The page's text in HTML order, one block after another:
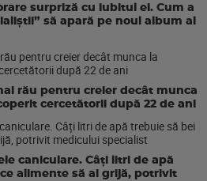
surpriză cu iubitul ei. Cum a
să apară pe noul album al
rău pentru creier decât munca
cercetătorii după 22 de ani
caniculare. Câți litri de apă
alimente să ai grijă, potrivit